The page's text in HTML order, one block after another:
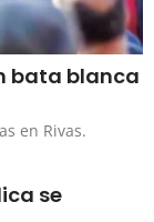
bata blanca
en Rivas.
se